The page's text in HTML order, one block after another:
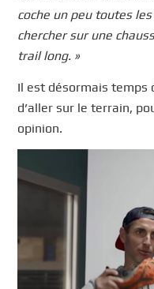
coche un peu toutes
chercher sur une
trail long. »
Il est désormais temps
d’aller sur le terrain,
opinion.